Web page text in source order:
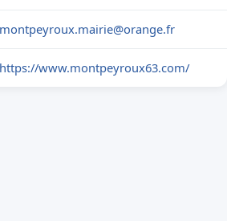
montpeyroux.mairie@orange.fr
https://www.montpeyroux63.com/